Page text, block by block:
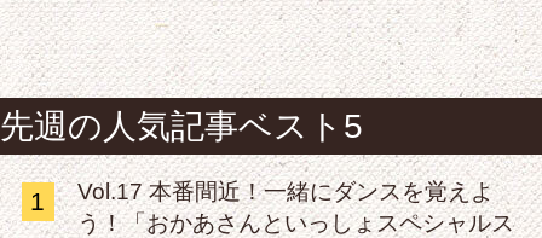
先週の人気記事ベスト5
1
Vol.17 本番間近！一緒にダンスを覚えよ
う！「おかあさんといっしょスペシャルス